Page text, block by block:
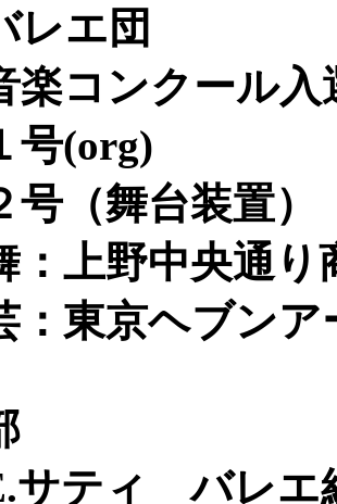
レエ団
楽コンクール
号(org)
号（舞台装置）
：上野中央通り
：東京ヘブン
サティ バレエ